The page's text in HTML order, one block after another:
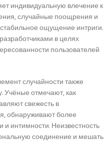
индивидуальную влечение к
случайные поощрения и
ощущение интриги.
в целях
пользователей
случайности также
Учёные отмечают, как
свежесть в
обнаруживают более
и интимности. Неизвестность
соединение и мешать